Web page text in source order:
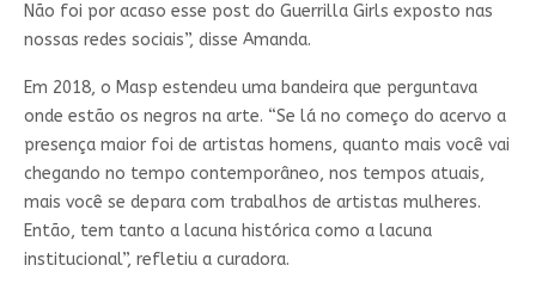
Não foi por acaso esse post do Guerrilla Girls exposto nas
nossas redes sociais”, disse Amanda.
Em 2018, o Masp estendeu uma bandeira que perguntava
onde estão os negros na arte. “Se lá no começo do acervo a
presença maior foi de artistas homens, quanto mais você vai
chegando no tempo contemporâneo, nos tempos atuais,
mais você se depara com trabalhos de artistas mulheres.
Então, tem tanto a lacuna histórica como a lacuna
institucional”, refletiu a curadora.